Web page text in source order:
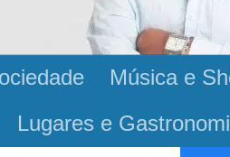
Música e
Lugares e